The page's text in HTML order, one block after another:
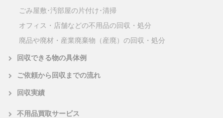
ごみ屋敷･汚部屋の片付け･清掃
オフィス・店舗などの不用品の回収・処分
廃品や廃材・産業廃棄物（産廃）の回収・処分
回収できる物の具体例
ご依頼から回収までの流れ
回収実績
不用品買取サービス